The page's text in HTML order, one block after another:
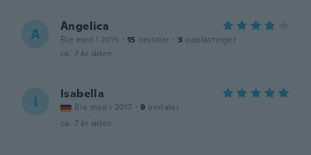
A Angelica
Ble med i 2015 · 15 omtaler · 3 opplastinger
ca. 7 år siden
I Isabella
Ble med i 2017 · 9 omtaler
ca. 7 år siden